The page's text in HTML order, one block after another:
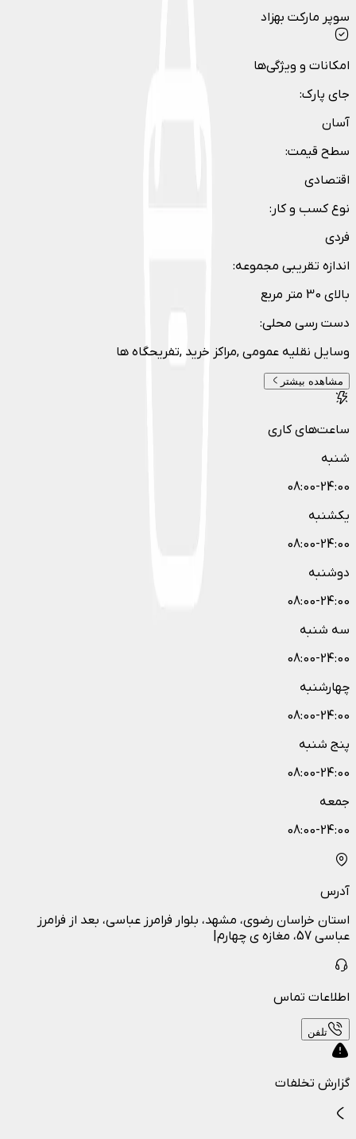
سوپر مارکت بهزاد
امکانات و ویژگی‌ها
جای پارک:
آسان
سطح قیمت:
اقتصادی
نوع کسب و کار :
فردی
اندازه تقریبی مجموعه:
بالای 30 متر مربع
دست رسی محلی:
وسایل نقلیه عمومی ,مراکز خرید ,تفریحگاه ها
مشاهده بیشتر
ساعت‌های کاری
شنبه
08:00-24:00
یکشنبه
08:00-24:00
دوشنبه
08:00-24:00
سه شنبه
08:00-24:00
چهارشنبه
08:00-24:00
پنج شنبه
08:00-24:00
جمعه
08:00-24:00
آدرس
استان خراسان رضوی، مشهد، بلوار فرامرز عباسی، بعد از فرامرز
عباسی 57، مغازه ی چهارم|
اطلاعات تماس
تلفن
گزارش تخلفات